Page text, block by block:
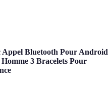
Appel Bluetooth Pour Android
3 Bracelets Pour